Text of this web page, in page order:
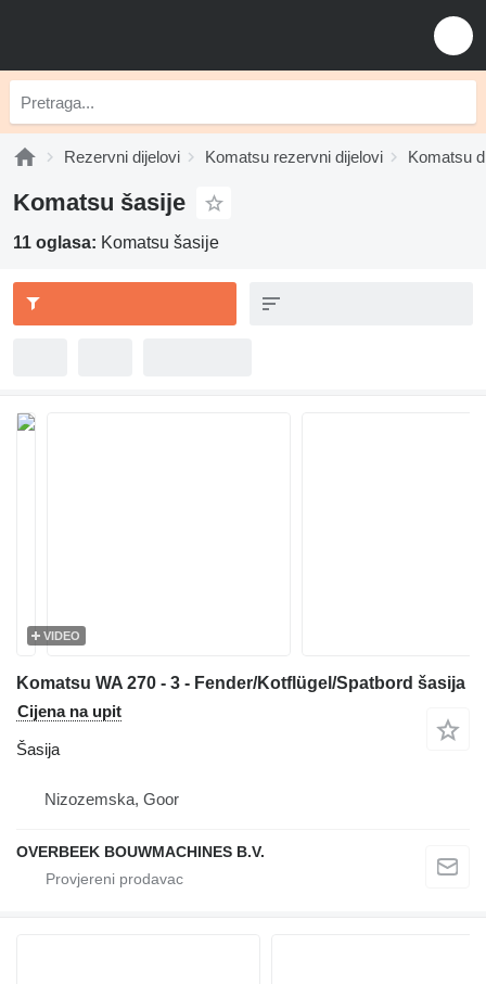
Rezervni dijelovi Komatsu rezervni dijelovi Komatsu
Komatsu šasije
11 oglasa: Komatsu šasije
VIDEO
Komatsu WA 270 - 3 - Fender/Kotflügel/Spatbord šasija
Cijena na upit
Šasija
Nizozemska, Goor
OVERBEEK BOUWMACHINES B.V.